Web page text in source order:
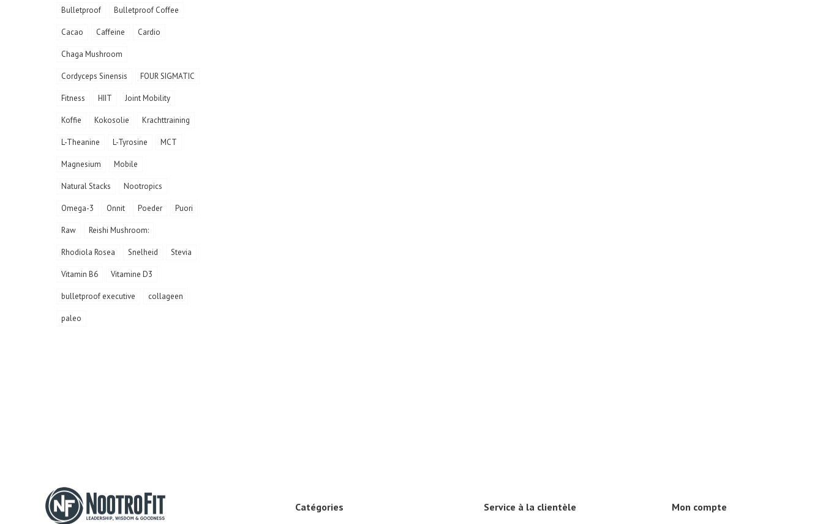
Bulletproof Bulletproof Coffee
Cacao Caffeine Cardio
Chaga Mushroom
Cordyceps Sinensis FOUR SIGMATIC
Fitness HIIT Joint Mobility
Koffie Kokosolie Krachttraining
L-Theanine L-Tyrosine MCT
Magnesium Mobile
Natural Stacks Nootropics
Omega-3 Onnit Poeder Puori
Raw Reishi Mushroom:
Rhodiola Rosea Snelheid Stevia
Vitamin B6 Vitamine D3
bulletproof executive collageen
paleo
Catégories Service à la clientèle Mon compte